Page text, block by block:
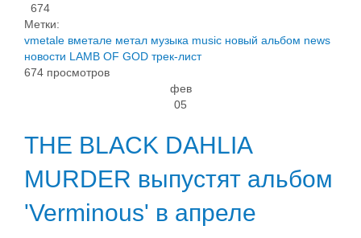
674
Метки:
vmetale вметале метал музыка music новый альбом news
новости LAMB OF GOD трек-лист
674 просмотров
фев
05
THE BLACK DAHLIA
MURDER выпустят альбом
'Verminous' в апреле